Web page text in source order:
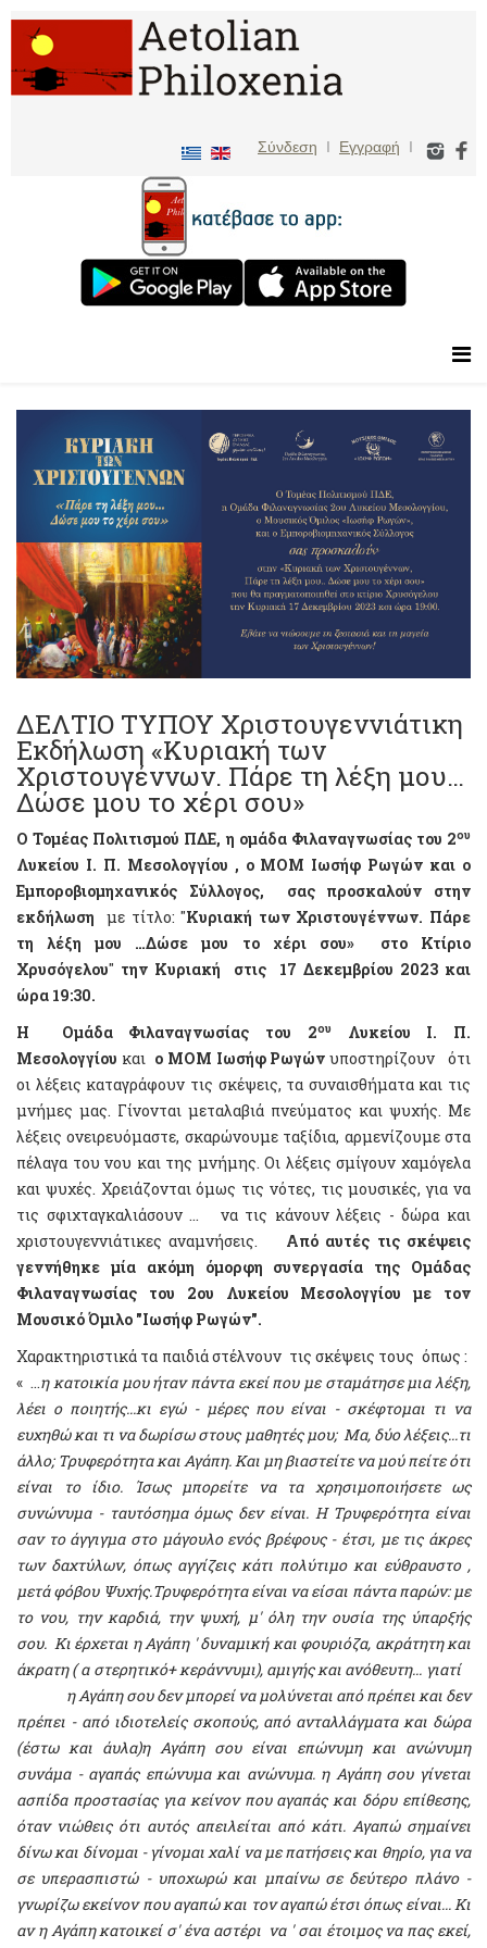
Σύνδεση I Εγγραφή I
ΔΕΛΤΙΟ ΤΥΠΟΥ Χριστουγεννιάτικη
Εκδήλωση «Κυριακή των
Χριστουγέννων. Πάρε τη λέξη μου…
Δώσε μου το χέρι σου»
Ο Τομέας Πολιτισμού ΠΔΕ, η ομάδα Φιλαναγνωσίας του 2ου
Λυκείου Ι. Π. Μεσολογγίου , ο ΜΟΜ Ιωσήφ Ρωγών και ο
Εμποροβιομηχανικός Σύλλογος, σας προσκαλούν στην
εκδήλωσημε τίτλο: "Κυριακή των Χριστουγέννων. Πάρε
τη λέξη μου …Δώσε μου το χέρι σου» στο Κτίριο
Χρυσόγελου" την Κυριακή στις 17 Δεκεμβρίου 2023 και
ώρα 19:30.
Η Ομάδα Φιλαναγνωσίας
του 2ουΛυκείου Ι. Π.
Μεσολογγίου και ο ΜΟΜ Ιωσήφ Ρωγών υποστηρίζουν ότι
οι λέξεις καταγράφουν τις σκέψεις, τα συναισθήματα και τις
μνήμες μας. Γίνονται μεταλαβιά πνεύματος και ψυχής. Με
λέξεις ονειρευόμαστε, σκαρώνουμε ταξίδια, αρμενίζουμε στα
πέλαγα του νου και της μνήμης. Οι λέξεις σμίγουν χαμόγελα
και ψυχές. Χρειάζονται όμως τις νότες, τις μουσικές, για να
τις σφιχταγκαλιάσουν ... να τις κάνουν λέξεις - δώρα και
χριστουγεννιάτικες αναμνήσεις. Από αυτές τις σκέψεις
γεννήθηκε μία ακόμη όμορφη συνεργασία της Ομάδας
Φιλαναγνωσίας του 2ου Λυκείου Μεσολογγίου με τον
Μουσικό Όμιλο "Ιωσήφ Ρωγών".
Χαρακτηριστικά τα παιδιά στέλνουν τις σκέψεις τους όπως :
« …η κατοικία μου ήταν πάντα εκεί που με σταμάτησε μια λέξη,
λέει ο ποιητής...κι εγώ - μέρες που είναι - σκέφτομαι τι να
ευχηθώ και τι να δωρίσω στους μαθητές μου; Μα, δύο λέξεις...τι
άλλο; Τρυφερότητα και Αγάπη. Και μη βιαστείτε να μού πείτε ότι
είναι το ίδιο. Ίσως μπορείτε να τα χρησιμοποιήσετε ως
συνώνυμα - ταυτόσημα όμως δεν είναι. Η Τρυφερότητα είναι
σαν το άγγιγμα στο μάγουλο ενός βρέφους - έτσι, με τις άκρες
των δαχτύλων, όπως αγγίζεις κάτι πολύτιμο και εύθραυστο ,
μετά φόβου Ψυχής.Τρυφερότητα είναι να είσαι πάντα παρών: με
το νου, την καρδιά, την ψυχή, μ' όλη την ουσία της ύπαρξής
σου. Κι έρχεται η Αγάπη ' δυναμική και φουριόζα, ακράτητη και
άκρατη ( α στερητικό+ κεράννυμι), αμιγής και ανόθευτη... γιατί
η Αγάπη σου δεν μπορεί να μολύνεται από πρέπει και δεν
πρέπει - από ιδιοτελείς σκοπούς, από ανταλλάγματα και δώρα
(έστω και άυλα)η Αγάπη σου είναι επώνυμη και ανώνυμη
συνάμα - αγαπάς επώνυμα και ανώνυμα. η Αγάπη σου γίνεται
ασπίδα προστασίας για κείνον που αγαπάς και δόρυ επίθεσης,
όταν νιώθεις ότι αυτός απειλείται από κάτι. Αγαπώ σημαίνει
δίνω και δίνομαι - γίνομαι χαλί να με πατήσεις και θηρίο, για να
σε υπερασπιστώ - υποχωρώ και μπαίνω σε δεύτερο πλάνο -
γνωρίζω εκείνον που αγαπώ και τον αγαπώ έτσι όπως είναι... Κι
αν η Αγάπη κατοικεί σ' ένα αστέρι να ' σαι έτοιμος να πας εκεί,